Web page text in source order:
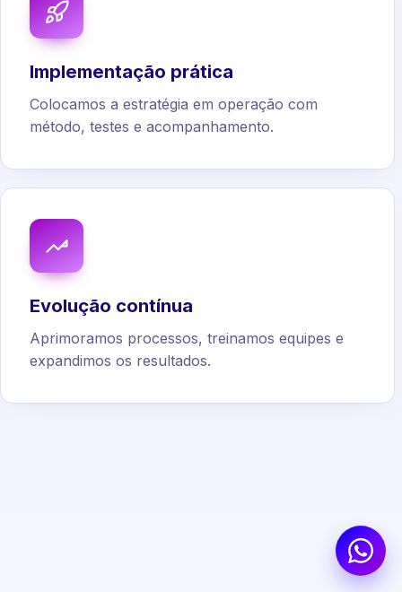
Implementação prática
Colocamos a estratégia em operação com
método, testes e acompanhamento.
Evolução contínua
Aprimoramos processos, treinamos equipes e
expandimos os resultados.